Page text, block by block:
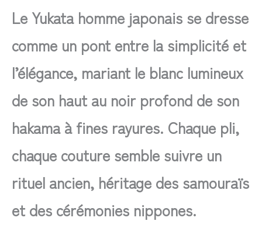
Le Yukata homme japonais se dresse
comme un pont entre la simplicité et
l’élégance, mariant le blanc lumineux
de son haut au noir profond de son
hakama à fines rayures. Chaque pli,
chaque couture semble suivre un
rituel ancien, héritage des samouraïs
et des cérémonies nippones.